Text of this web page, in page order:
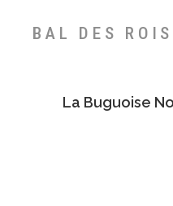
BAL DES
La Buguoise